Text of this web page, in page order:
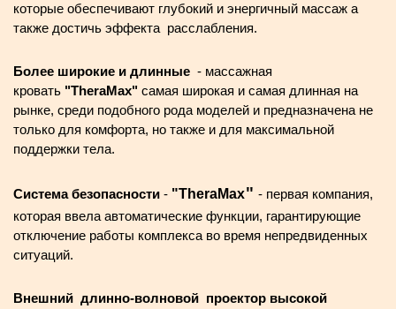
которые обеспечивают глубокий и энергичный массаж а
также достичь эффекта расслабления.
Более широкие и длинные - массажная
кровать "ТheraMax" самая широкая и самая длинная на
рынке, cреди подобного рода моделей и предназначена не
только для комфорта, но также и для максимальной
поддержки тела.
Система безопасности - "TheraMax" - первая компания,
которая ввела автоматические функции, гарантирующие
отключение работы комплекса во время непредвиденных
ситуаций.
Внешний длинно-волновой проектор высокой